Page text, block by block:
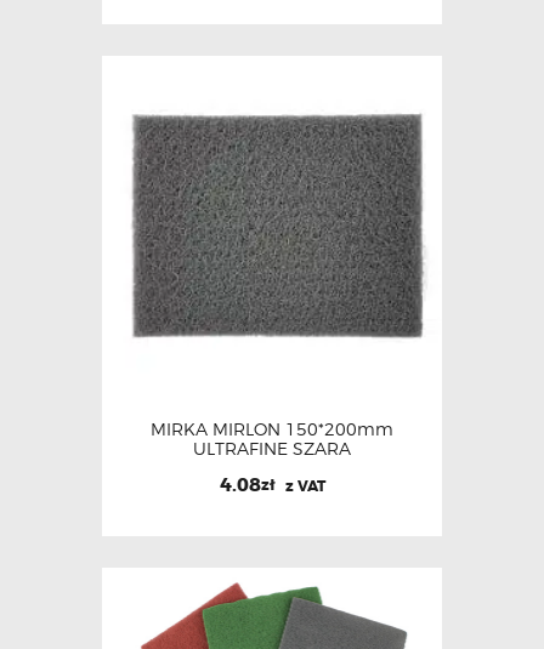
MIRKA MIRLON 150*200mm
ULTRAFINE SZARA
4.08zł z VAT